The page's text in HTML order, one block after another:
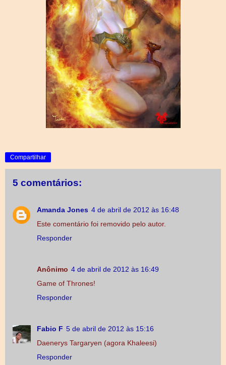
Compartilhar
5 comentários:
Amanda Jones 4 de abril de 2012 às 16:48
Este comentário foi removido pelo autor.
Responder
Anônimo 4 de abril de 2012 às 16:49
Game of Thrones!
Responder
Fabio F 5 de abril de 2012 às 15:16
Daenerys Targaryen (agora Khaleesi)
Responder